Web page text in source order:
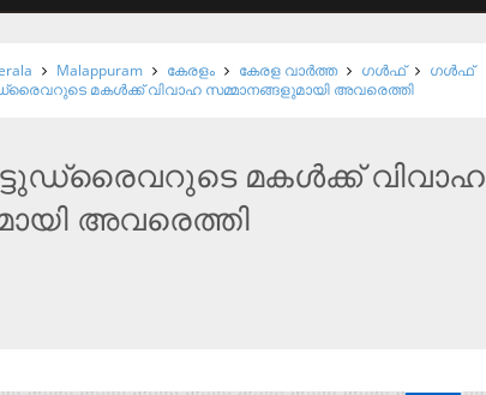
Malappuram കേരളം കേരള വാര്‍ത്ത ഗള്‍ഫ്
ഗള്‍ഫ്
മകള്‍ക്ക് വിവാഹ സമ്മാനങ്ങളുമായി അവരെത്തി
മകള്‍ക്ക് വിവാഹ
അവരെത്തി